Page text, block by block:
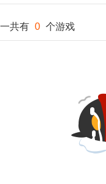
一共有 0 个游戏